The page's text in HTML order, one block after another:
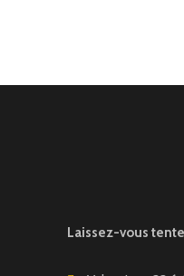
Laissez-vous